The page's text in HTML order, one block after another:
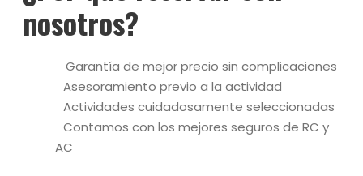
nosotros?
Garantía de mejor precio sin complicaciones
Asesoramiento previo a la actividad
Actividades cuidadosamente seleccionadas
Contamos con los mejores seguros de RC y
AC